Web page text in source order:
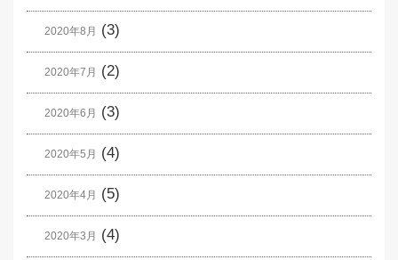
2020年8月 (3)
2020年7月 (2)
2020年6月 (3)
2020年5月 (4)
2020年4月 (5)
2020年3月 (4)